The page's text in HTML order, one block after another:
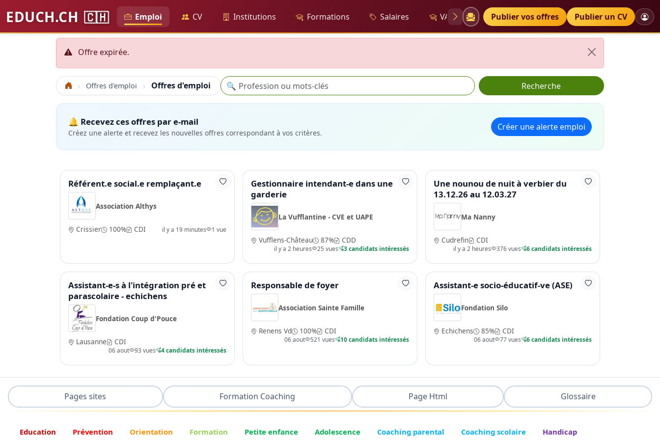
EDUCH.CH 🇨🇭 Emploi CV Institutions Formations Salaires VAE Diplômes Petites annonces
Publier vos offres Publier un CV
Offre expirée.
Accueil Offres d'emploi Offres d'emploi Recherche
🔍 Recherche
🔔 Recevez ces offres par e-mail
Créez une alerte et recevez les nouvelles offres correspondant à vos critères.
Créer une alerte emploi
Référent.e social.e remplaçant.e
Association Althys
Crissier 100% CDI il y a 19 minutes 1 vue
Gestionnaire intendant-e dans une
garderie
La Vufflantine - CVE et UAPE
Vufflens-Château 87% CDD
il y a 2 heures 25 vues 3 candidats intéressés
Une nounou de nuit à verbier du
13.12.26 au 12.03.27
Ma Nanny
Cudrefin CDI
il y a 2 heures 376 vues 6 candidats intéressés
Assistant-e-s à l'intégration pré et
parascolaire - echichens
Fondation Coup d'Pouce
Lausanne CDI
06 aout 93 vues 4 candidats intéressés
Responsable de foyer
Association Sainte Famille
Renens Vd 100% CDI
06 aout 521 vues 10 candidats intéressés
Assistant-e socio-éducatif-ve (ASE)
Fondation Silo
Echichens 85% CDI
06 aout 77 vues 6 candidats intéressés
Pages sites Formation Coaching Page Html Glossaire
Education Prévention Orientation Formation Petite enfance Adolescence Coaching parental Coaching scolaire Handicap